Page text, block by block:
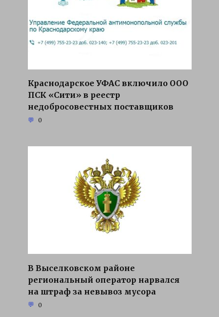
Краснодарское УФАС включило ООО
ПСК «Сити» в реестр
недобросовестных поставщиков
0
В Выселковском районе
региональный оператор нарвался
на штраф за невывоз мусора
0